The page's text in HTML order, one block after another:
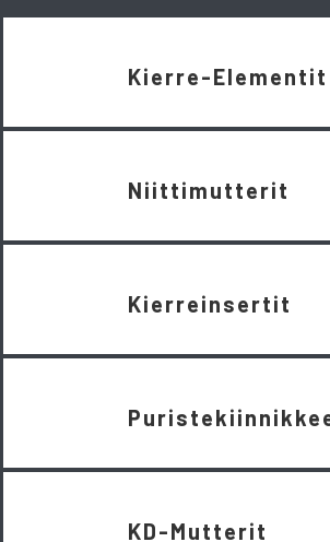
Kierre-Elementit
Niittimutterit
Kierreinsertit
KD-Mutterit